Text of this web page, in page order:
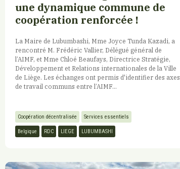
une dynamique commune de
coopération renforcée !
La Maire de Lubumbashi, Mme Joyce Tunda Kazadi, a
rencontré M. Frédéric Vallier, Délégué général de
l’AIMF, et Mme Chloé Beaufays, Directrice Stratégie,
Développement et Relations internationales de la Ville
de Liège. Les échanges ont permis d'identifier des axes
de travail communs entre l’AIMF...
Coopération décentralisée Services essentiels
Belgique RDC LIEGE LUBUMBASHI